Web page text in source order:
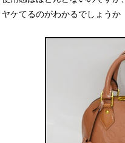
ヤケてるのがわかるでしょうか